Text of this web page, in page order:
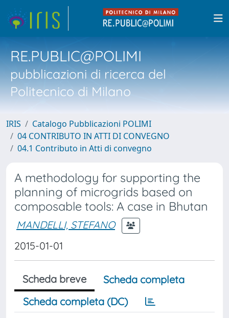
RE.PUBLIC@POLIMI
pubblicazioni di ricerca del
Politecnico di Milano
IRIS
Catalogo Pubblicazioni POLIMI
04 CONTRIBUTO IN ATTI DI CONVEGNO
04.1 Contributo in Atti di convegno
A methodology for supporting the
planning of microgrids based on
composable tools: A case in Bhutan
MANDELLI, STEFANO
2015-01-01
Scheda breve
Scheda completa
Scheda completa (DC)